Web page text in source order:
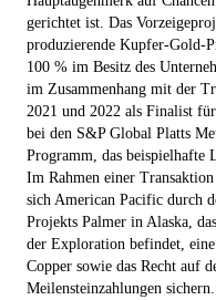
gerichtet ist. Das
produzierende Kupfer-Gold-
100 % im Besitz des
im Zusammenhang mit der
2021 und 2022 als Finalist
bei den S&P Global Platts
Programm, das beispielhafte
Im Rahmen einer
sich American Pacific durch
Projekts Palmer in Alaska,
der Exploration befindet,
Copper sowie das Recht auf
Meilensteinzahlungen